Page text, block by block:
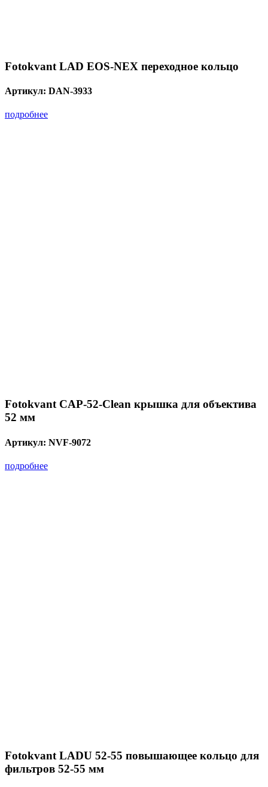
Fotokvant LAD EOS-NEX переходное кольцо
Артикул: DAN-3933
подробнее
Fotokvant CAP-52-Clean крышка для объектива
52 мм
Артикул: NVF-9072
подробнее
Fotokvant LADU 52-55 повышающее кольцо для
фильтров 52-55 мм